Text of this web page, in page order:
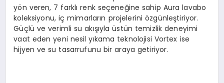
yön veren, 7 farklı renk seçeneğine sahip Aura lavabo
koleksiyonu, iç mimarların projelerini özgünleştiriyor.
Güçlü ve verimli su akışıyla üstün temizlik deneyimi
vaat eden yeni nesil yıkama teknolojisi Vortex ise
hijyen ve su tasarrufunu bir araya getiriyor.